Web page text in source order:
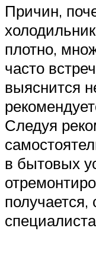
Причин,
плотно,
часто
выяснится
Следуя
в бытовых
получается,